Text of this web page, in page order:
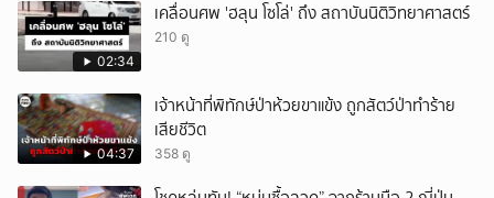
02:34
เคลื่อนศพ 'ฮลุน โซโล่' ถึง สถาบันนิติวิทยาศาสตร์
210 ดู
04:37
เจ้าหน้าที่พิทักษ์ป่าห้วยขาแข้ง ถูกสัตว์ป่าทำร้าย
เสียชีวิต
358 ดู